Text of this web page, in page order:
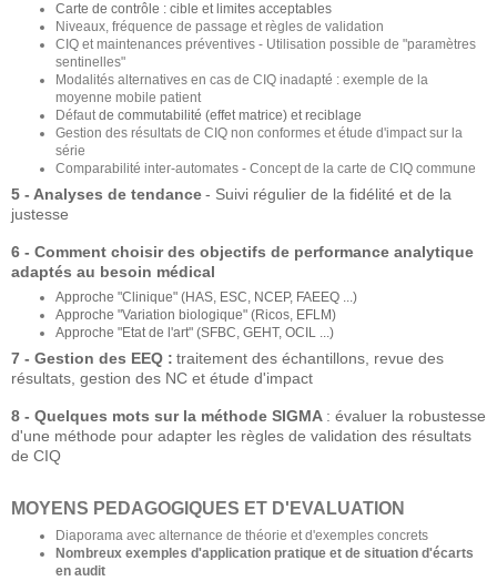
Carte de contrôle : cible et limites acceptables
Niveaux, fréquence de passage et règles de validation
CIQ et maintenances préventives - Utilisation possible de "paramètres
sentinelles"
Modalités alternatives en cas de CIQ inadapté : exemple de la
moyenne mobile patient
Défautde commutabilité (effet matrice) et reciblage
Gestion des résultats de CIQ non conformes et étude d'impact sur la
série
Comparabilité inter-automates - Concept de la carte de CIQ commune
5 - Analyses de tendance- Suivi régulier de la fidélité et de la
justesse
6 - Comment choisir des objectifs de performance analytique
adaptés au besoin médical
Approche "Clinique" (HAS, ESC, NCEP, FAEEQ ...)
Approche "Variation biologique" (Ricos, EFLM)
Approche "Etat de l'art" (SFBC, GEHT, OCIL ...)
7 - Gestion des EEQ : traitement des échantillons, revue des
résultats, gestion des NC et étude d'impact
8 - Quelques mots sur la méthode SIGMA : évaluer la robustesse
d'une méthode pour adapter les règles de validation des résultats
de CIQ
MOYENS PEDAGOGIQUES ET D'EVALUATION
Diaporama avec alternance de théorie et d'exemples concrets
Nombreux exemples d'application pratique et de situation d'écarts
en audit